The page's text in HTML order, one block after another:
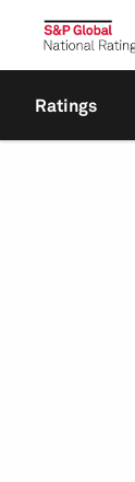
Ratings